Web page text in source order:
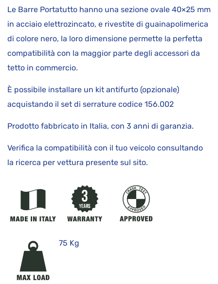
Le Barre Portatutto hanno una sezione ovale 40×25 mm
in acciaio elettrozincato, e rivestite di guainapolimerica
di colore nero, la loro dimensione permette la perfetta
compatibilità con la maggior parte degli accessori da
tetto in commercio.
È possibile installare un kit antifurto (opzionale)
acquistando il set di serrature codice 156.002
Prodotto fabbricato in Italia, con 3 anni di garanzia.
Verifica la compatibilità con il tuo veicolo consultando
la ricerca per vettura presente sul sito.
75 Kg